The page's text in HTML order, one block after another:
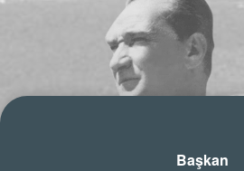
Başkan